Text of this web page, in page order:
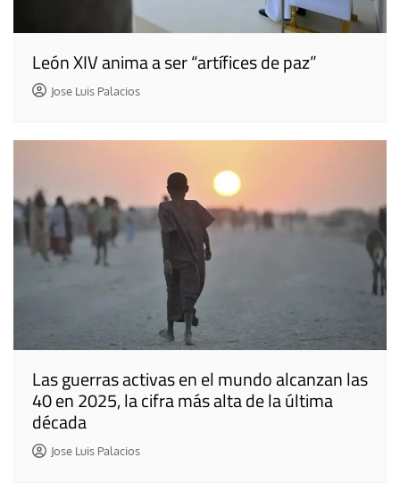
León XIV anima a ser “artífices de paz”
Jose Luis Palacios
Las guerras activas en el mundo alcanzan las
40 en 2025, la cifra más alta de la última
década
Jose Luis Palacios